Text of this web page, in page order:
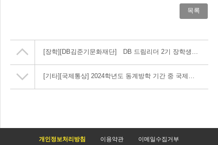
목록
[장학] [DB김준기문화재단] DB 드림리더 2기 장학생 모집 안내
[기타] [국제통상] 2024학년도 동계방학 기간 중 국제통상학부 업무시간 변경 안내
개인정보처리방침 이용약관 이메일수집거부